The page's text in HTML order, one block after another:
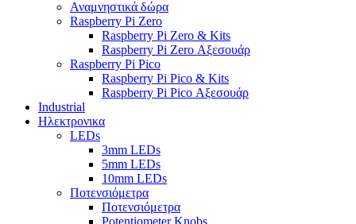
Αναμνηστικά δώρα
Raspberry Pi Zero
Raspberry Pi Zero & Kits
Raspberry Pi Zero Αξεσουάρ
Raspberry Pi Pico
Raspberry Pi Pico & Kits
Raspberry Pi Pico Αξεσουάρ
Industrial
Ηλεκτρονικα
LEDs
3mm LEDs
5mm LEDs
10mm LEDs
Ποτενσιόμετρα
Ποτενσιόμετρα